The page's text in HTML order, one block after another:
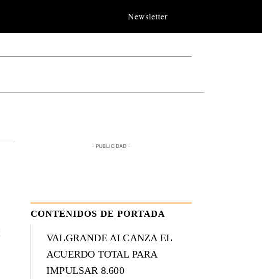
Newsletter
- PUBLICIDAD -
CONTENIDOS DE PORTADA
VALGRANDE ALCANZA EL
ACUERDO TOTAL PARA
IMPULSAR 8.600